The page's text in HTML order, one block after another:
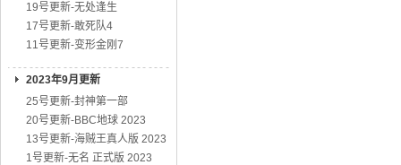
19号更新-无处逢生
17号更新-敢死队4
11号更新-变形金刚7
2023年9月更新
25号更新-封神第一部
20号更新-BBC地球 2023
13号更新-海贼王真人版 2023
1号更新-无名 正式版 2023